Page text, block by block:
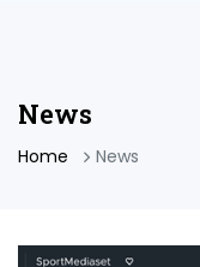
News
Home News